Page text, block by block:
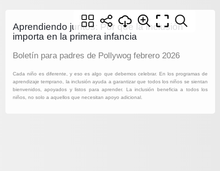
Aprendiendo juntos: Por qué la inclusión
importa en la primera infancia
Boletín para padres de Pollywog febrero 2026
Cada niño es diferente, y eso es algo que debemos celebrar. En los programas de
aprendizaje temprano, la inclusión ayuda a garantizar que todos los niños se sientan
bienvenidos, apoyados y listos para aprender. La inclusión beneficia a todos los
niños, no solo a aquellos que necesitan apoyo adicional.